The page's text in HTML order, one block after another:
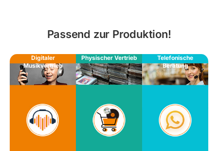
Passend zur Produktion!
Digitaler
Musikvertrieb
Physischer Vertrieb
Telefonische
Beratung